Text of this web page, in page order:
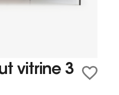
vitrine 3